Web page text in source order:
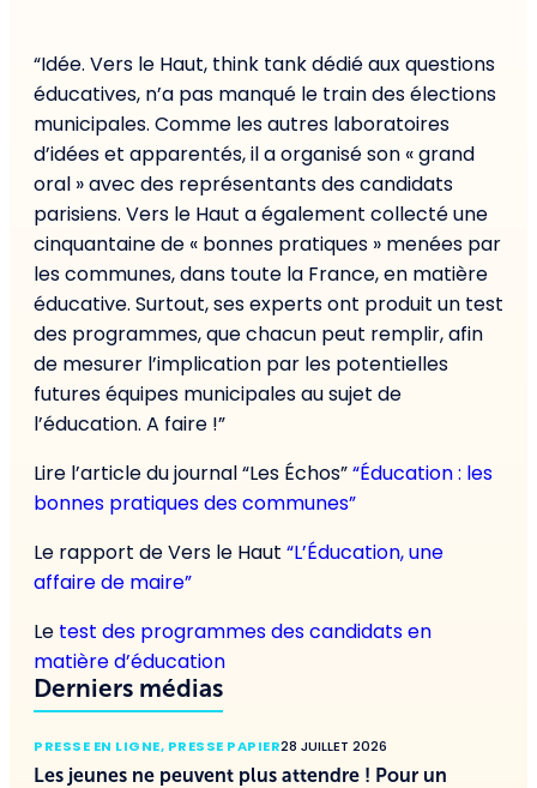
“Idée. Vers le Haut, think tank dédié aux questions
éducatives, n’a pas manqué le train des élections
municipales. Comme les autres laboratoires
d’idées et apparentés, il a organisé son « grand
oral » avec des représentants des candidats
parisiens. Vers le Haut a également collecté une
cinquantaine de « bonnes pratiques » menées par
les communes, dans toute la France, en matière
éducative. Surtout, ses experts ont produit un test
des programmes, que chacun peut remplir, afin
de mesurer l’implication par les potentielles
futures équipes municipales au sujet de
l’éducation. A faire !”
Lire l’article du journal “Les Échos”“Éducation : les
bonnes pratiques des communes”
Le rapport de Vers le Haut “L’Éducation, une
affaire de maire”
Le test des programmes des candidats en
matière d’éducation
Derniers médias
PRESSE EN LIGNE, PRESSE PAPIER28 JUILLET 2026
Les jeunes ne peuvent plus attendre ! Pour un